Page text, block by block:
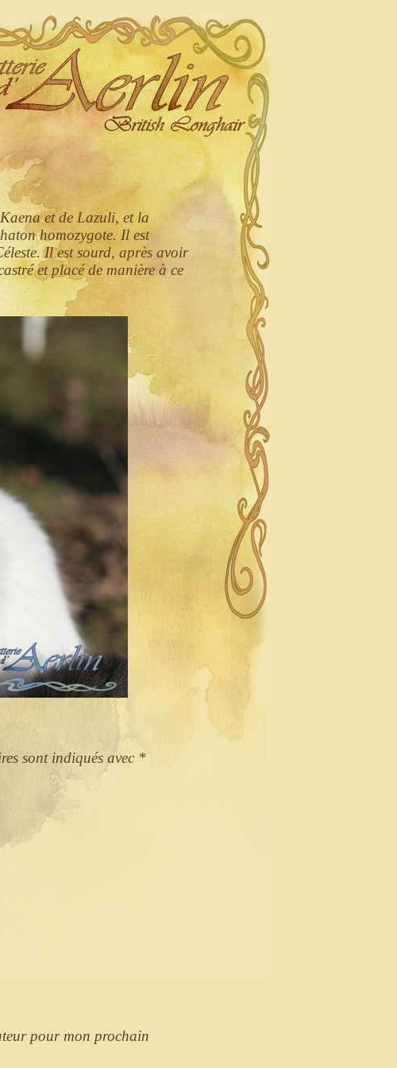
et de Lazuli, et la
homozygote. Il est
Il est sourd, après avoir
et placé de manière à ce
sont indiqués avec *
pour mon prochain